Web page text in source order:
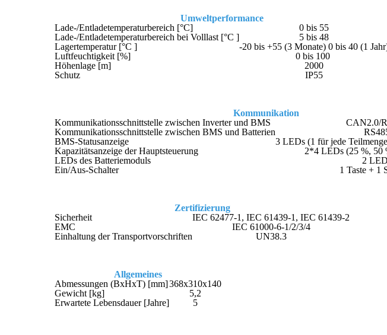
Umweltperformance
Lade-/Entladetemperaturbereich [°C]
0 bis 55
Lade-/Entladetemperaturbereich bei Volllast [°C ]
5 bis 48
Lagertemperatur [°C ]
-20 bis +55 (3 Monate) 0 bis 40 (1
Luftfeuchtigkeit [%]
0 bis 100
Höhenlage [m]
2000
Schutz
IP55
Kommunikation
Kommunikationsschnittstelle zwischen Inverter und BMS
CAN2.0/
Kommunikationsschnittstelle zwischen BMS und Batterien
BMS-Statusanzeige
3 LEDs (1 für jede
Kapazitätsanzeige der Hauptsteuerung
2*4 LEDs (25 %, 50
LEDs des Batteriemoduls
2
Ein/Aus-Schalter
1 Taste + 1
Zertifizierung
Sicherheit
IEC 62477-1, IEC 61439-1, IEC 61439-2
EMC
IEC 61000-6-1/2/3/4
Einhaltung der Transportvorschriften
UN38.3
Allgemeines
Abmessungen (BxHxT) [mm]368x310x140
Gewicht [kg]
5,2
Erwartete Lebensdauer [Jahre]
5